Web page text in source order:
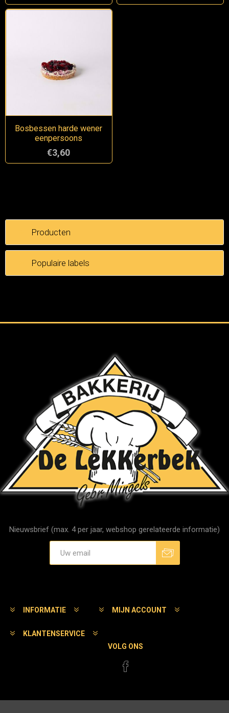
Bosbessen harde wener
eenpersoons
€3,60
Producten
Populaire labels
Nieuwsbrief (max. 4 per jaar, webshop gerelateerde informatie)
INFORMATIE MIJN ACCOUNT
KLANTENSERVICE
VOLG ONS